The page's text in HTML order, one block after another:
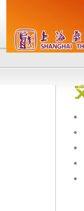
更多